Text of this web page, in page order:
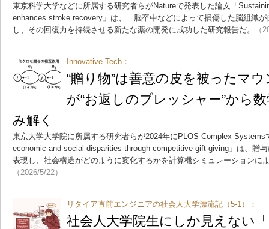
東京科学大学などに所属する研究者らがNatureで発表した論文「
enhances stroke recovery」は、 脳卒中などによって損傷した脳組織が
し、その回復力を持続させる新たな薬の開発に成功した研究報告だ。
（
Innovative Tech：
“贈り物”は善意の皮を被ったマ
が“お返しのプレッシャー”から
み解く
東京大学大学院に所属する研究者らが2024年にPLOS Complex
economic and social disparities through competitive gift-giving」は、贈
表現し、社会構造がどのように変化するかを計算機シミュレーションに
（2026/5/22）
リタイア直前エンジニアの社会人大学漂流記（5-1）：
社会人大学院生にしか見えない